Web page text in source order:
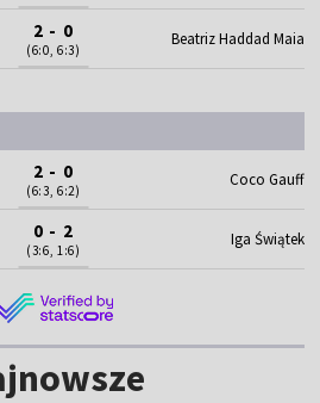
2 - 0
(6:0, 6:3)
Beatriz Haddad Maia
2 - 0
(6:3, 6:2)
Coco Gauff
0 - 2
(3:6, 1:6)
Iga Świątek